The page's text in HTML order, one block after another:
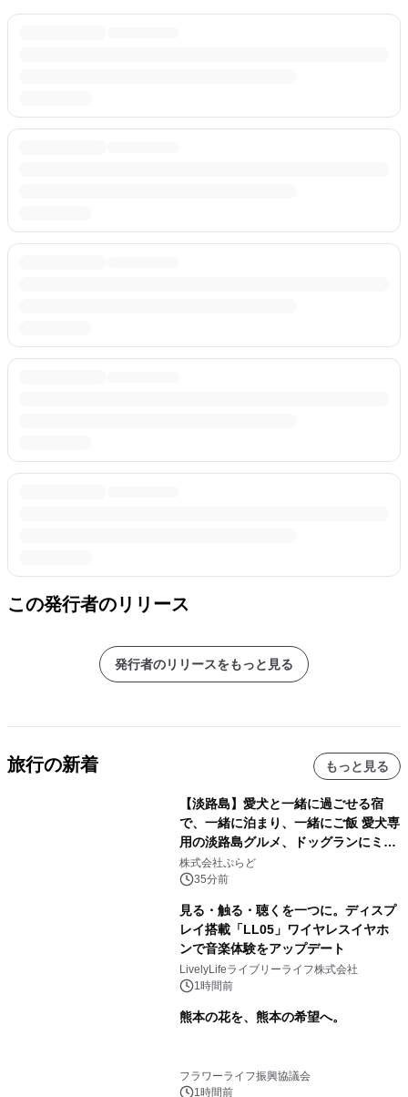
この発行者のリリース
発行者のリリースをもっと見る
旅行の新着 もっと見る
【淡路島】愛犬と一緒に過ごせる宿
で、一緒に泊まり、一緒にご飯 愛犬専
用の淡路島グルメ、ドッグランにミニ
プール グランピングとトレーラーハウ
スの2施設で
株式会社ぷらど
35分前
見る・触る・聴くを一つに。ディスプ
レイ搭載「LL05」ワイヤレスイヤホ
ンで音楽体験をアップデート
LivelyLifeライブリーライフ株式会社
1時間前
熊本の花を、熊本の希望へ。
フラワーライフ振興協議会
1時間前